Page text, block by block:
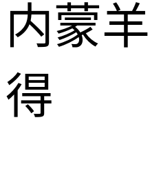
内蒙
得